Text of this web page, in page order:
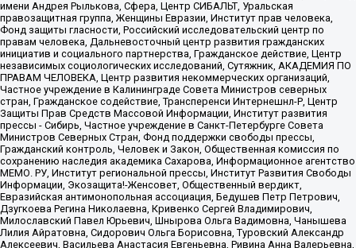
имени Андрея Рылькова, Сфера, Центр СИБАЛЬТ, Уральская
правозащитная группа, Женщины Евразии, Институт прав человека,
Фонд защиты гласности, Российский исследовательский центр по
правам человека, Дальневосточный центр развития гражданских
инициатив и социального партнерства, Гражданское действие, Центр
независимых социологических исследований, Сутяжник, АКАДЕМИЯ ПО
ПРАВАМ ЧЕЛОВЕКА, Центр развития некоммерческих организаций,
Частное учреждение в Калининграде Совета Министров северных
стран, Гражданское содействие, Трансперенси Интернешнл-Р, Центр
Защиты Прав Средств Массовой Информации, Институт развития
прессы - Сибирь, Частное учреждение в Санкт-Петербурге Совета
Министров Северных Стран, Фонд поддержки свободы прессы,
Гражданский контроль, Человек и Закон, Общественная комиссия по
сохранению наследия академика Сахарова, Информационное агентство
МЕМО. РУ, Институт региональной прессы, Институт Развития Свободы
Информации, Экозащита!-Женсовет, Общественный вердикт,
Евразийская антимонопольная ассоциация, Бедушев Петр Петрович,
Дзугкоева Регина Николаевна, Кривенко Сергей Владимирович,
Милославский Павел Юрьевич, Шнырова Ольга Вадимовна, Чанышева
Лилия Айратовна, Сидорович Ольга Борисовна, Туровский Александр
Алексеевич, Васильева Анастасия Евгеньевна, Ривина Анна Валерьевна,